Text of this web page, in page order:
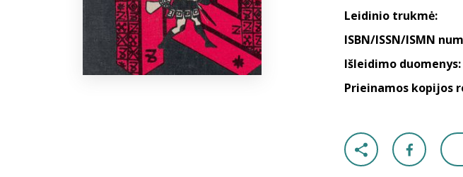
Leidinio trukmė:
ISBN/ISSN/ISMN
Išleidimo duomenys:
Prieinamos kopijos